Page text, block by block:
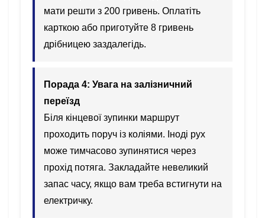
мати решти з 200 гривень. Оплатіть
карткою або приготуйте 8 гривень
дрібницею заздалегідь.
Порада 4: Увага на залізничний
переїзд
Біля кінцевої зупинки маршрут
проходить поруч із коліями. Іноді рух
може тимчасово зупинятися через
прохід потяга. Закладайте невеликий
запас часу, якщо вам треба встигнути на
електричку.